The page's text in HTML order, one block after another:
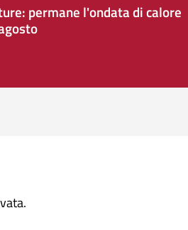
permane l'ondata di calore